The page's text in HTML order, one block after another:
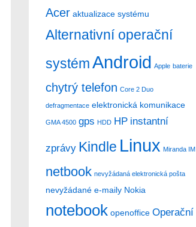
Acer aktualizace systému
Alternativní operační
systémAndroid Apple baterie
chytrý telefon Core 2 Duo
defragmentace elektronická komunikace
GMA 4500 gps HDD HP instantní
zprávy Kindle Linux Miranda IM
netbook nevyžádaná elektronická pošta
nevyžádané e-maily Nokia
notebook openoffice Operační